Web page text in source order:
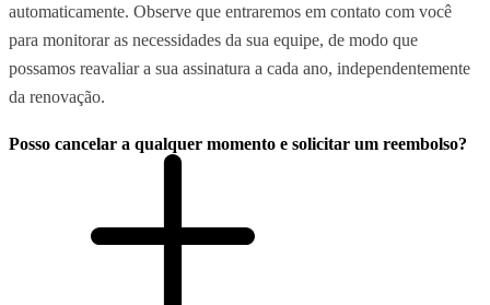
automaticamente. Observe que entraremos em contato com você
para monitorar as necessidades da sua equipe, de modo que
possamos reavaliar a sua assinatura a cada ano, independentemente
da renovação.
Posso cancelar a qualquer momento e solicitar um reembolso?